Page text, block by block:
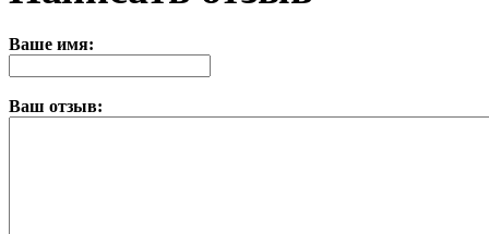
Ваше имя:
Ваш отзыв: